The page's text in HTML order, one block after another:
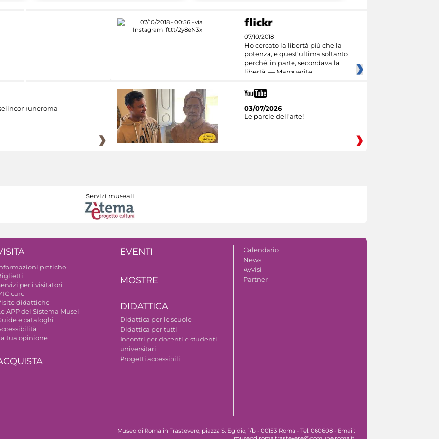
07/10/2018
Ho cercato la libertà più che la
potenza, e quest'ultima soltanto
perché, in parte, secondava la
libertà. — Marguerite
03/07/2026
Le parole dell'arte!
Servizi museali
pratiche
per i visitatori
card
didattiche
APP del Sistema Musei
e cataloghi
tua opinione
EVENTI
MOSTRE
DIDATTICA
Didattica per le scuole
Didattica per tutti
Incontri per docenti e studenti
universitari
Progetti accessibili
Calendario
News
Avvisi
Partner
Museo di Roma in Trastevere, piazza S. Egidio, 1/b - 00153 Roma - Tel. 060608 - Email: